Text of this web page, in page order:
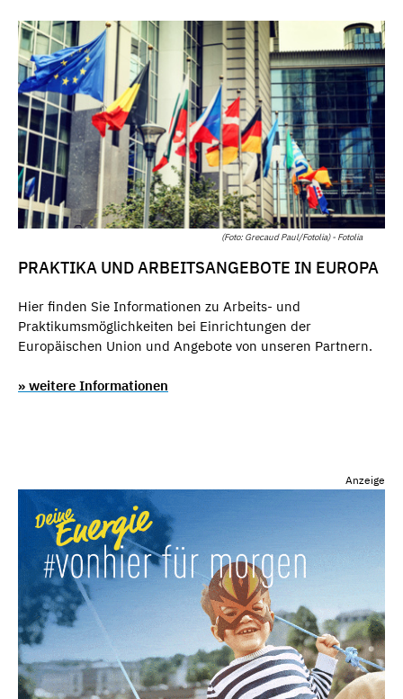
(Foto: Grecaud Paul/Fotolia) - Fotolia
PRAKTIKA UND ARBEITSANGEBOTE IN EUROPA
Hier finden Sie Informationen zu Arbeits- und
Praktikumsmöglichkeiten bei Einrichtungen der
Europäischen Union und Angebote von unseren Partnern.
» weitere Informationen
Anzeige